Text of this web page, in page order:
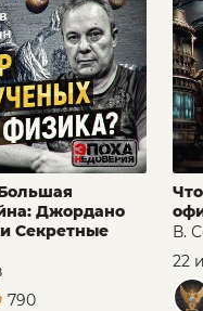
Джордано
Секретные
790
В.
22